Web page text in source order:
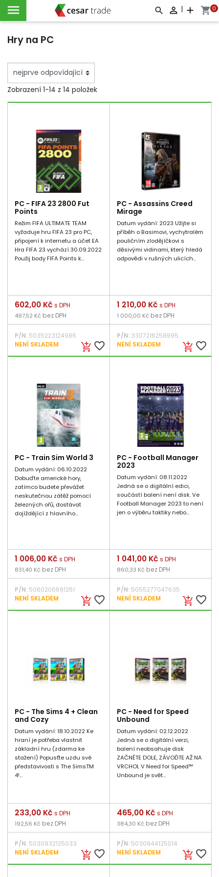
   | add shopping_cart0
Hry na PC
Zobrazení 1-14 z 14 položek
PC - FIFA 23 2800 Fut
Points
Režim FIFA ULTIMATE TEAM
vyžaduje hru FIFA 23 pro PC,
připojení k internetu a účet EA
Hra FIFA 23 vychází 30.09.2022
Použij body FIFA Points k...
add_shopping_cart favorite_border
Cena
602,00 Kč s DPH
497,52 Kč bez DPH
P/N: 5035223124986
NENÍ SKLADEM
PC - Assassins Creed
Mirage
Datum vydání: 2023 Užijte si
příběh o Basimovi, vychytralém
pouličním zlodějíčkovi s
děsivými vidinami, který hledá
odpovědi v rušných ulicích...
add_shopping_cart favorite_border
Cena
1 210,00 Kč s DPH
1 000,00 Kč bez DPH
P/N:3307216258995
NENÍ SKLADEM
PC - Train Sim World 3
Datum vydání: 06.10.2022
Dobuďte americké hory,
zatímco budete převážet
neskutečnou zátěž pomocí
železných ořů, dostávat
dojíždějící z hlavního...
add_shopping_cart favorite_border
Cena
1 006,00 Kč s DPH
831,40 Kč bez DPH
P/N: 5060206691261
NENÍ SKLADEM
PC - Football Manager
2023
Datum vydání: 08.11.2022
Jedná se o digitální edici,
součástí balení není disk. Ve
Football Manager 2023 to není
jen o výběru taktiky nebo...
add_shopping_cart favorite_border
Cena
1 041,00 Kč s DPH
860,33 Kč bez DPH
P/N:5055277047635
NENÍ SKLADEM
PC - The Sims 4 + Clean
and Cozy
Datum vydání: 18.10.2022 Ke
hraní je potřeba vlastnit
základní hru (zdarma ke
stažení) Popusťte uzdu své
představivosti s The SimsTM
4!...
add_shopping_cart favorite_border
Cena
233,00 Kč s DPH
192,56 Kč bez DPH
P/N: 5030932125033
NENÍ SKLADEM
PC - Need for Speed
Unbound
Datum vydání: 02.12.2022
Jedná se o digitální verzi,
balení neobsahuje disk
ZAČNĚTE DOLE, ZÁVOĎTE AŽ NA
VRCHOL V Need for Speed™
Unbound je svět...
add_shopping_cart favorite_border
Cena
465,00 Kč s DPH
384,30 Kč bez DPH
P/N:5030944125014
NENÍ SKLADEM